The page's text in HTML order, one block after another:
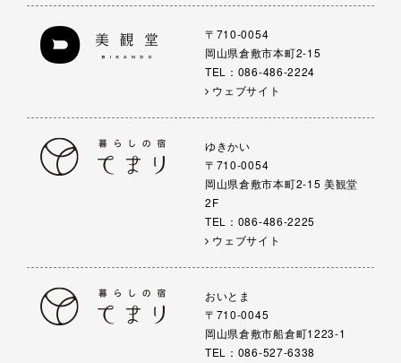
〒710-0054
岡山県倉敷市本町2-15
TEL：086-486-2224
ウェブサイト
ゆきかい
〒710-0054
岡山県倉敷市本町2-15 美観堂
2F
TEL：086-486-2225
ウェブサイト
おいとま
〒710-0045
岡山県倉敷市船倉町1223-1
TEL：086-527-6338